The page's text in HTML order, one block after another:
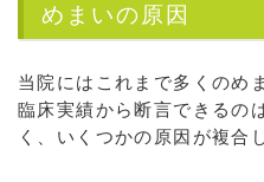
めまいの原因
当院にはこれまで多くのめ
臨床実績から断言できるの
く、いくつかの原因が複合